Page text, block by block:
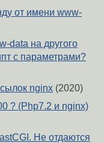
от имени www-
data на другого
с параметрами?
nginx (2020)
? (Php7.2 и nginx)
Не отдаются